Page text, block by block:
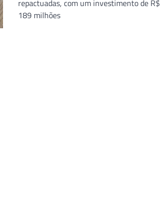
repactuadas, com um investimento de R$
189 milhões